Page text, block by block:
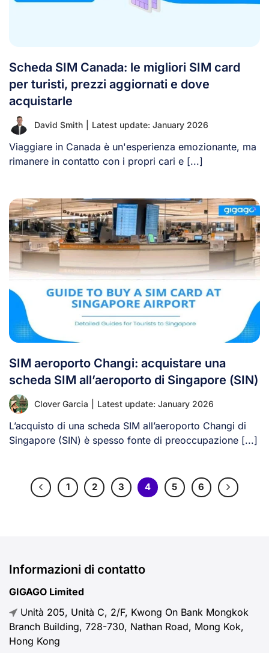
Scheda SIM Canada: le migliori SIM card
per turisti, prezzi aggiornati e dove
acquistarle
David Smith Latest update: January 2026
Viaggiare in Canada è un'esperienza emozionante, ma
rimanere in contatto con i propri cari e [...]
SIM aeroporto Changi: acquistare una
scheda SIM all’aeroporto di Singapore (SIN)
Clover Garcia Latest update: January 2026
L’acquisto di una scheda SIM all’aeroporto Changi di
Singapore (SIN) è spesso fonte di preoccupazione [...]
1 2 3 4 5 6
Informazioni di contatto
GIGAGO Limited
Unità 205, Unità C, 2/F, Kwong On Bank Mongkok
Branch Building, 728-730, Nathan Road, Mong Kok,
Hong Kong